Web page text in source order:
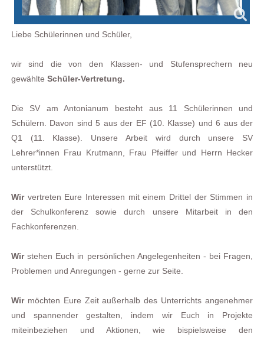
Liebe Schülerinnen und Schüler,
wir sind die von den Klassen- und Stufensprechern
neu
gewählte Schüler-Vertretung.
Die SV am Antonianum besteht aus 11 Schülerinnen und
Schülern. Davon sind 5 aus der EF (10. Klasse) und 6 aus der
Q1 (11. Klasse). Unsere Arbeit wird durch unsere SV
Lehrer*innen Frau Krutmann, Frau Pfeiffer und Herrn Hecker
unterstützt.
Wir vertreten Eure Interessen mit einem Drittel der Stimmen in
der
Schulkonferenz sowie durch unsere Mitarbeitin den
Fachkonferenzen.
Wir stehen Euch in persönlichen Angelegenheiten - bei Fragen,
Problemen und Anregungen - gerne zur Seite.
Wir möchten Eure Zeit außerhalb des Unterrichts angenehmer
und spannender gestalten, indem wir Euch in Projekte
miteinbeziehen und Aktionen, wie bispielsweise den